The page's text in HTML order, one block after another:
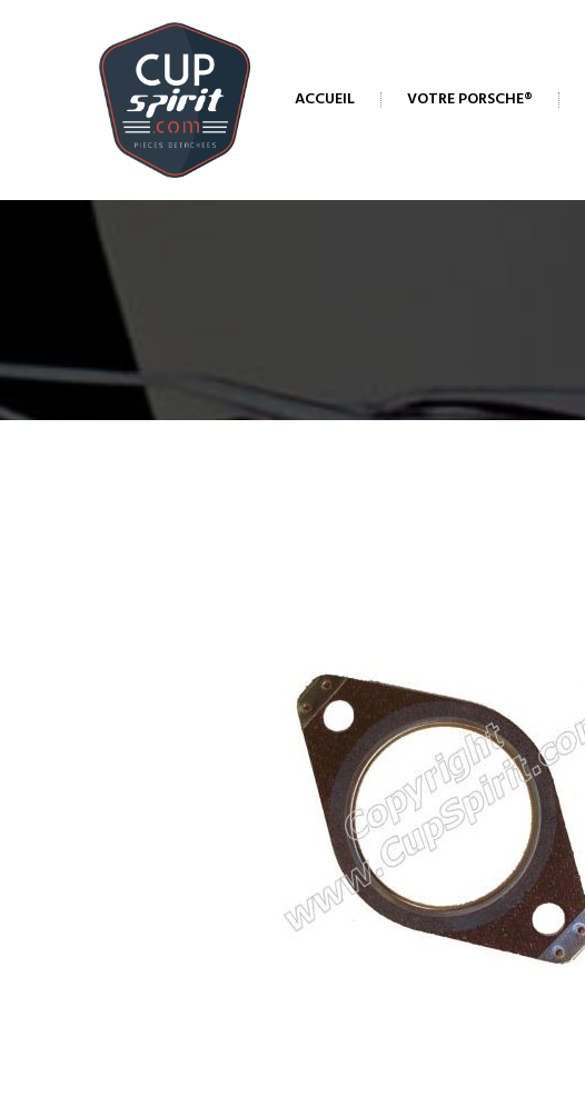
ACCUEIL VOTRE PORSCHE®